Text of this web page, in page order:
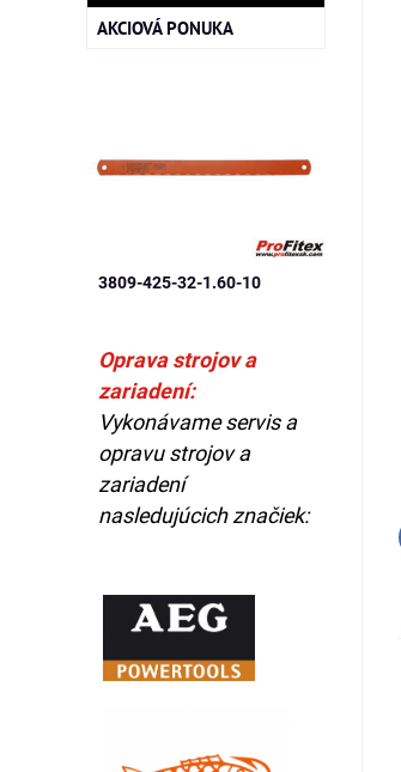
AKCIOVÁ PONUKA
3809-425-32-1.60-10
Oprava strojov a
zariadení:
Vykonávame servis a
opravu strojov a
zariadení
nasledujúcich značiek: